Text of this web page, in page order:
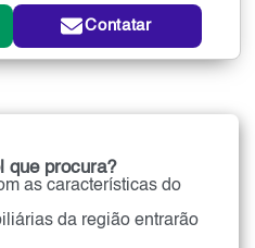
Contatar
que procura?
as características do
da região entrarão